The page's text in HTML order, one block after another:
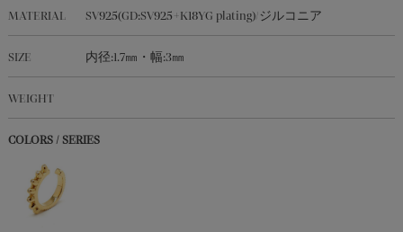
OFFICIAL ACCOUNT
MATERIAL SV925(GD:SV925+K18YG plating)/ジルコニア
SIZE 内径:1.7㎜・幅:3㎜
WEIGHT
COLORS / SERIES